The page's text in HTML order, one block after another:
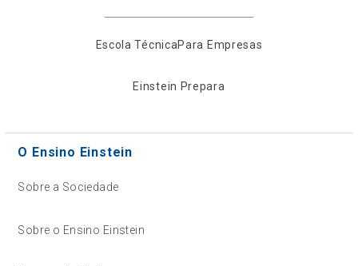
Escola TécnicaPara Empresas
Einstein Prepara
O Ensino Einstein
Sobre a Sociedade
Sobre o Ensino Einstein